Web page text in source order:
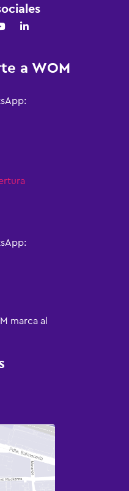
a WOM
marca al